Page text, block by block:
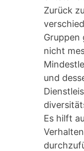
Zurück
Gruppen
nicht
und
Es hilft